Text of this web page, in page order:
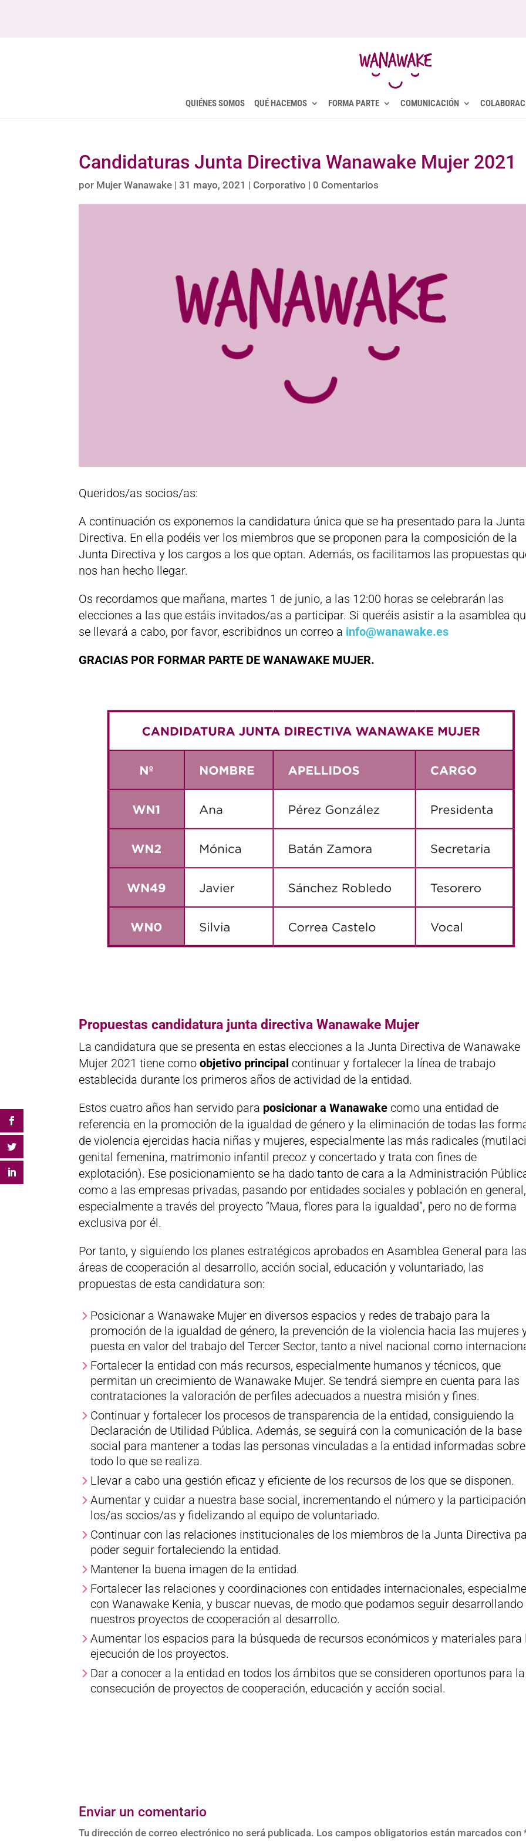
QUIÉNES SOMOS QUÉ HACEMOS FORMA PARTE COMUNICACIÓN
Candidaturas Junta Directiva Wanawake Mujer 2021
por Mujer Wanawake |31 mayo, 2021 | Corporativo | 0 Comentarios
Queridos/as socios/as:
A continuación os exponemos la candidatura única que se ha presentado para la Junta
Directiva. En ella podéis ver los miembros que se proponen para la composición de la
Junta Directiva y los cargos a los que optan. Además, os facilitamos las propuestas
nos han hecho llegar.
Os recordamos que mañana, martes 1 de junio, a las 12:00 horas se celebrarán las
elecciones a las que estáis invitados/as a participar. Si queréis asistir a la asamblea
se llevará a cabo, por favor, escribidnos un correo a info@wanawake.es
GRACIAS POR FORMAR PARTE DE WANAWAKE MUJER.
Propuestas candidatura junta directiva Wanawake Mujer
La candidatura que se presenta en estas elecciones a la Junta Directiva de Wanawake
Mujer 2021 tiene comoobjetivo principal continuar y fortalecer la línea de trabajo
establecida durante los primeros años de actividad de la entidad.
Estos cuatro años han servido para posicionar a Wanawake como una entidad de
referencia en la promoción de la igualdad de género y la eliminación de todas las
de violencia ejercidas hacia niñas y mujeres, especialmente las más radicales
genital femenina, matrimonio infantil precoz y concertado y trata con fines de
explotación). Ese posicionamiento se ha dado tanto de cara a la Administración
como a las empresas privadas, pasando por entidades sociales y población en general,
especialmente a través del proyecto “Maua, flores para la igualdad”, pero no de forma
exclusiva por él.
Por tanto, y siguiendo los planes estratégicos aprobados en Asamblea General para
áreas de cooperación al desarrollo, acción social, educación y voluntariado, las
propuestas de esta candidatura son:
Posicionar a Wanawake Mujer en diversos espacios y redes de trabajo para la
promoción de la igualdad de género, la prevención de la violencia hacia las mujeres
puesta en valor del trabajo del Tercer Sector, tanto a nivel nacional como
Fortalecer la entidad con más recursos, especialmente humanos y técnicos, que
permitan un crecimiento de Wanawake Mujer. Se tendrá siempre en cuenta para las
contrataciones la valoración de perfiles adecuados a nuestra misión y fines.
Continuar y fortalecer los procesos de transparencia de la entidad, consiguiendo la
Declaración de Utilidad Pública. Además, se seguirá con la comunicación de la base
social para mantener a todas las personas vinculadas a la entidad informadas sobre
todo lo que se realiza.
Llevar a cabo una gestión eficaz y eficiente de los recursos de los que se disponen.
Aumentar y cuidar a nuestra base social, incrementando el número y la
los/as socios/as y fidelizando al equipo de voluntariado.
Continuar con las relaciones institucionales de los miembros de la Junta Directiva
poder seguir fortaleciendo la entidad.
Mantener la buena imagen de la entidad.
Fortalecer las relaciones y coordinaciones con entidades internacionales,
con Wanawake Kenia, y buscar nuevas, de modo que podamos seguir desarrollando
nuestros proyectos de cooperación al desarrollo.
Aumentar los espacios para la búsqueda de recursos económicos y materiales para
ejecución de los proyectos.
Dar a conocer a la entidad en todos los ámbitos que se consideren oportunos para la
consecución de proyectos de cooperación, educación y acción social.
Enviar un comentario
Tu dirección de correo electrónico no será publicada. Los campos obligatorios están marcados con